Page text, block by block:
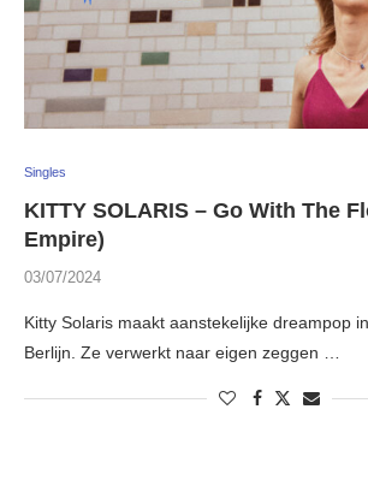
Singles
KITTY SOLARIS – Go With The
Empire)
03/07/2024
Kitty Solaris maakt aanstekelijke dreampop
Berlijn. Ze verwerkt naar eigen zeggen …